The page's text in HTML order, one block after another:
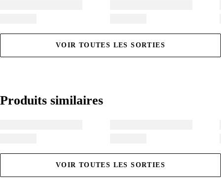
VOIR TOUTES LES SORTIES
Produits similaires
Produits similaires
VOIR TOUTES LES SORTIES